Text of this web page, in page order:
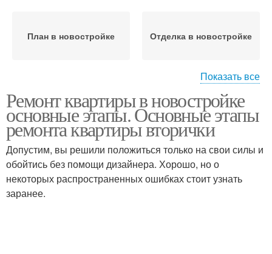
План в новостройке Отделка в новостройке
Чистовая отделка
Показать все
Ремонт квартиры в новостройке
основные этапы. Основные этапы
ремонта квартиры вторички
Допустим, вы решили положиться только на свои силы и
обойтись без помощи дизайнера. Хорошо, но о
некоторых распространенных ошибках стоит узнать
заранее.